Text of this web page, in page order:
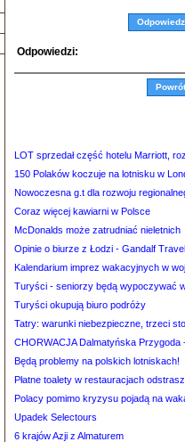
Odpowiedz
Odpowiedzi:
LOT sprzedał część hotelu Marriott,
150 Polaków koczuje na lotnisku w
Nowoczesna g.t dla rozwoju
Coraz więcej kawiarni w Polsce
McDonalds może zatrudniać nieletnich
Opinie o biurze z Łodzi - Gandalf Travel
Kalendarium imprez wakacyjnych w
Turyści - seniorzy będą wypoczywać
Turyści okupują biuro podróży
Tatry: warunki niebezpieczne, trzeci
CHORWACJA Dalmatyńska Przygoda
Będą problemy na polskich lotniskach!
Płatne toalety w restauracjach
Polacy pomimo kryzysu pojadą na
Upadek Selectours
6 krajów Azji z Almaturem